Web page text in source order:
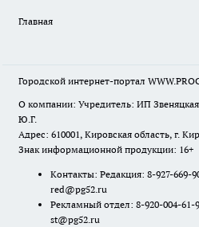
Главная
Городской интернет-портал
О компании: Учредитель: ИП Звеняцкая
Ю.Г.
Адрес: 610001, Кировская область, г.
Знак информационной продукции: 16+
Контакты: Редакция: 8-927-669-
red@pg52.ru
Рекламный отдел: 8-920-004-61-
st@pg52.ru